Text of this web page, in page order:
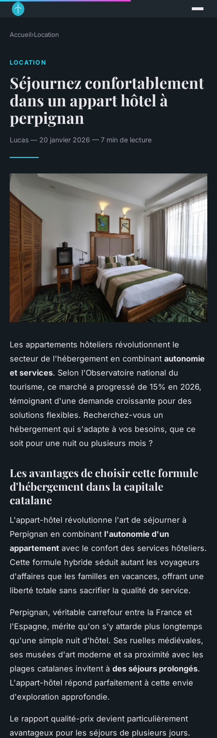
Accueil›Location
LOCATION
Séjournez confortablement
dans un appart hôtel à
perpignan
Lucas — 20 janvier 2026 — 7 min de lecture
Les appartements hôteliers révolutionnent le
secteur de l'hébergement en combinant autonomie
et services. Selon l'Observatoire national du
tourisme, ce marché a progressé de 15% en 2026,
témoignant d'une demande croissante pour des
solutions flexibles. Recherchez-vous un
hébergement qui s'adapte à vos besoins, que ce
soit pour une nuit ou plusieurs mois ?
Les avantages de choisir cette formule
d'hébergement dans la capitale
catalane
L'appart-hôtel révolutionne l'art de séjourner à
Perpignan en combinant l'autonomie d'un
appartement avec le confort des services hôteliers.
Cette formule hybride séduit autant les voyageurs
d'affaires que les familles en vacances, offrant une
liberté totale sans sacrifier la qualité de service.
Perpignan, véritable carrefour entre la France et
l'Espagne, mérite qu'on s'y attarde plus longtemps
qu'une simple nuit d'hôtel. Ses ruelles médiévales,
ses musées d'art moderne et sa proximité avec les
plages catalanes invitent à des séjours prolongés.
L'appart-hôtel répond parfaitement à cette envie
d'exploration approfondie.
Le rapport qualité-prix devient particulièrement
avantageux pour les séjours de plusieurs jours.